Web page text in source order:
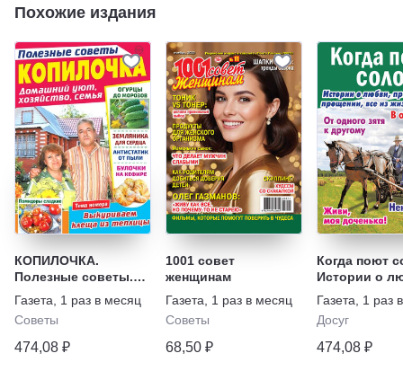
Похожие издания
КОПИЛОЧКА.
Полезные советы.
Домашний уют,
хозяйство, семья
Газета
1 раз в месяц
Советы
474,08 ₽
1001 совет
женщинам
Газета
1 раз в месяц
Советы
68,50 ₽
Когда поют
Истории о
прощении,
жизни
Газета
1 раз
Досуг
474,08 ₽